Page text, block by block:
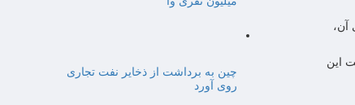
آن،
۱۴۰۲ خبر داد. بخش نخست این
چین به برداشت از ذخایر نفت تجاری
روی آورد